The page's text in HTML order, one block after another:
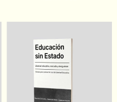
INTERVENCIÓN SOCIAL